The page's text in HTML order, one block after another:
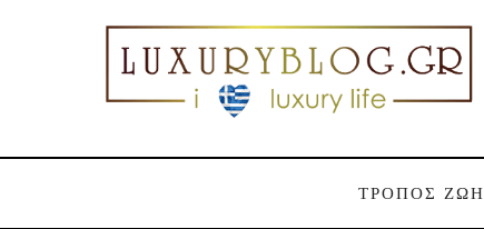
ΤΡΟΠΟΣ